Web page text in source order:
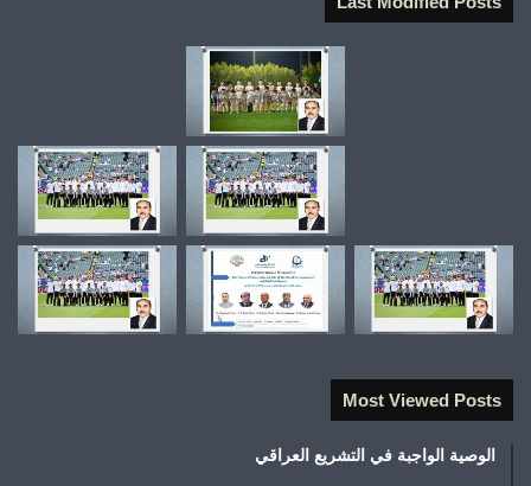
Most Viewed Posts
الوصية الواجبة في التشريع العراقي